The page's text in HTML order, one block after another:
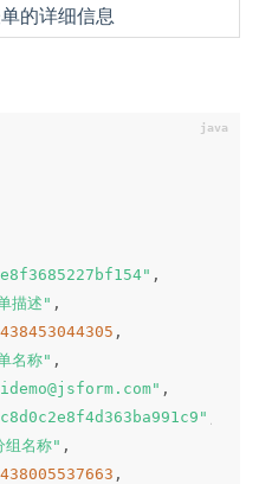
的详细信息
,
描述" ,
,
名称" ,
,
组名称" ,
,